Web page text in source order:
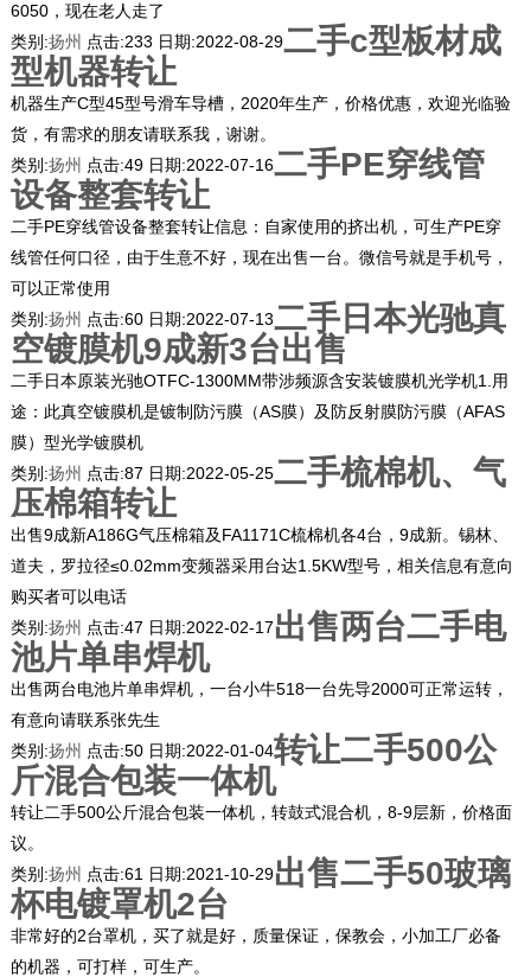
6050，现在老人走了
类别:扬州 点击:233 日期:2022-08-29二手c型板材成
型机器转让
机器生产C型45型号滑车导槽，2020年生产，价格优惠，欢迎光临验
货，有需求的朋友请联系我，谢谢。
类别:扬州 点击:49 日期:2022-07-16二手PE穿线管
设备整套转让
二手PE穿线管设备整套转让信息：自家使用的挤出机，可生产PE穿
线管任何口径，由于生意不好，现在出售一台。微信号就是手机号，
可以正常使用
类别:扬州 点击:60 日期:2022-07-13二手日本光驰真
空镀膜机9成新3台出售
二手日本原装光驰OTFC-1300MM带涉频源含安装镀膜机光学机1.用
途：此真空镀膜机是镀制防污膜（AS膜）及防反射膜防污膜（AFAS
膜）型光学镀膜机
类别:扬州 点击:87 日期:2022-05-25二手梳棉机、气
压棉箱转让
出售9成新A186G气压棉箱及FA1171C梳棉机各4台，9成新。锡林、
道夫，罗拉径≤0.02mm变频器采用台达1.5KW型号，相关信息有意向
购买者可以电话
类别:扬州 点击:47 日期:2022-02-17出售两台二手电
池片单串焊机
出售两台电池片单串焊机，一台小牛518一台先导2000可正常运转，
有意向请联系张先生
类别:扬州 点击:50 日期:2022-01-04转让二手500公
斤混合包装一体机
转让二手500公斤混合包装一体机，转鼓式混合机，8-9层新，价格面
议。
类别:扬州 点击:61 日期:2021-10-29出售二手50玻璃
杯电镀罩机2台
非常好的2台罩机，买了就是好，质量保证，保教会，小加工厂必备
的机器，可打样，可生产。